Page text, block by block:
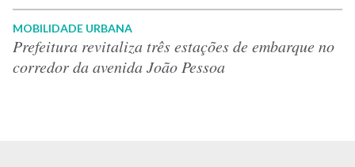
MOBILIDADE URBANA
Prefeitura revitaliza três estações de embarque no
corredor da avenida João Pessoa